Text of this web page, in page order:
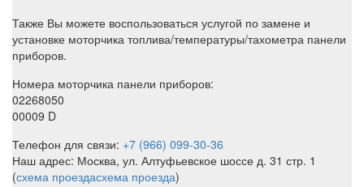
Также Вы можете воспользоваться услугой по замене и
установке моторчика топлива/температуры/тахометра панели
приборов.
Номера моторчика панели приборов:
02268050
00009 D
Телефон для связи: +7 (966) 099-30-36
Наш адрес: Москва, ул. Алтуфьевское шоссе д. 31 стр. 1
(схема проездасхема проезда)